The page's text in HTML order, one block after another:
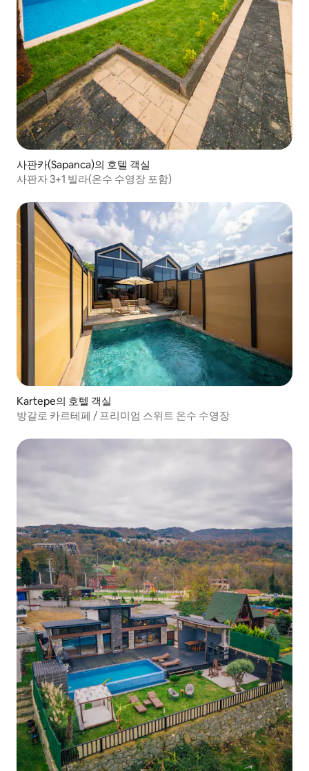
사판카(Sapanca)의 호텔 객실
사판자 3+1 빌라(온수 수영장 포함)
Kartepe의 호텔 객실
방갈로 카르테페 / 프리미엄 스위트 온수 수영장